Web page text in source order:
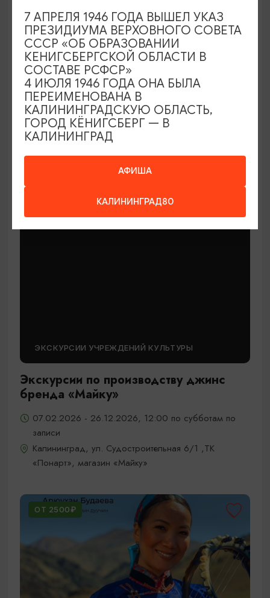
МАСТЕР-КЛАССЫ
Мастер-классы по керамике Елены
Бодяковой
Калининград, ул. Баранова, 45
ЭКСКУРСИИ УЧРЕЖДЕНИЙ КУЛЬТУРЫ
Экскурсии по производству джинс
бренда «Майку»
07.02.2026 - 26.12.2026, 12:00 по субботам по
записи
Калининград, ул. Судостроительная 6/1 ,ТК
«Понарт», магазин «Майку»
ОТ 2500₽
АФИША
КАЛИНИНГРАД80
7 АПРЕЛЯ 1946 ГОДА ВЫШЕЛ УКАЗ
ПРЕЗИДИУМА ВЕРХОВНОГО СОВЕТА
СССР «ОБ ОБРАЗОВАНИИ
КЕНИГСБЕРГСКОЙ ОБЛАСТИ В
СОСТАВЕ РСФСР»
4 ИЮЛЯ 1946 ГОДА ОНА БЫЛА
ПЕРЕИМЕНОВАНА В
КАЛИНИНГРАДСКУЮ ОБЛАСТЬ,
ГОРОД КЁНИГСБЕРГ — В
КАЛИНИНГРАД